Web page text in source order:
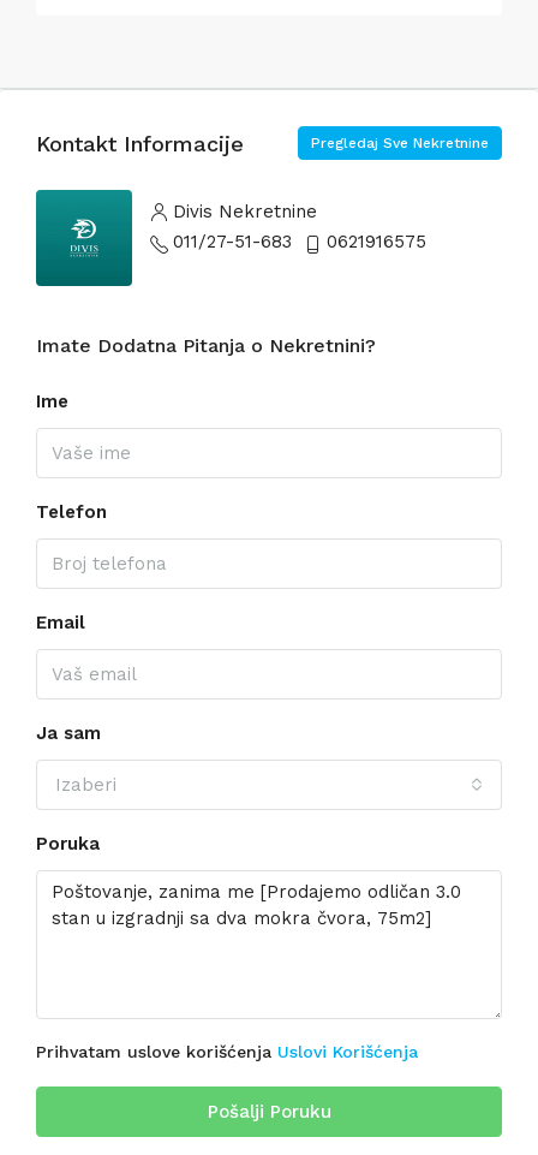
Kontakt Informacije Pregledaj Sve Nekretnine
Divis Nekretnine
011/27-51-683
0621916575
Imate Dodatna Pitanja o Nekretnini?
Ime
Telefon
Email
Ja sam
Izaberi
Poruka
Prihvatam uslove korišćenja Uslovi Korišćenja
Pošalji Poruku